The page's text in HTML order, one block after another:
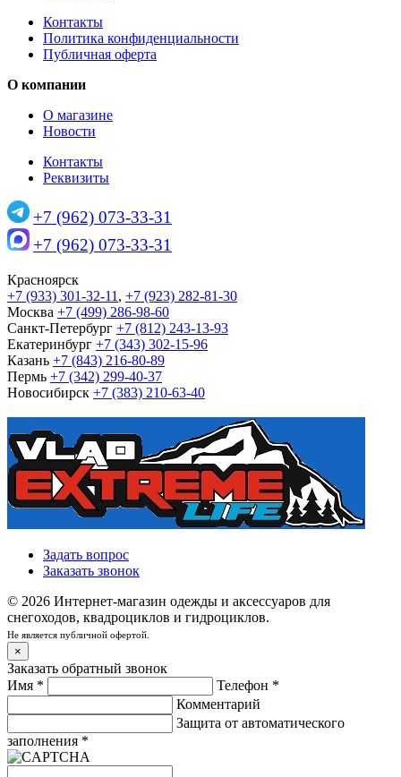
Контакты
Политика конфиденциальности
Публичная оферта
О компании
О магазине
Новости
Контакты
Реквизиты
+7 (962) 073-33-31
+7 (962) 073-33-31
Красноярск
+7 (933) 301-32-11 , +7 (923) 282-81-30
Москва +7 (499) 286-98-60
Санкт-Петербург +7 (812) 243-13-93
Екатеринбург +7 (343) 302-15-96
Казань +7 (843) 216-80-89
Пермь +7 (342) 299-40-37
Новосибирск +7 (383) 210-63-40
Задать вопрос
Заказать звонок
© 2026 Интернет-магазин одежды и аксессуаров для
снегоходов, квадроциклов и гидроциклов.
Не является публичной офертой.
×
Заказать обратный звонок
Имя * Телефон *
Комментарий
Защита от автоматического
заполнения *